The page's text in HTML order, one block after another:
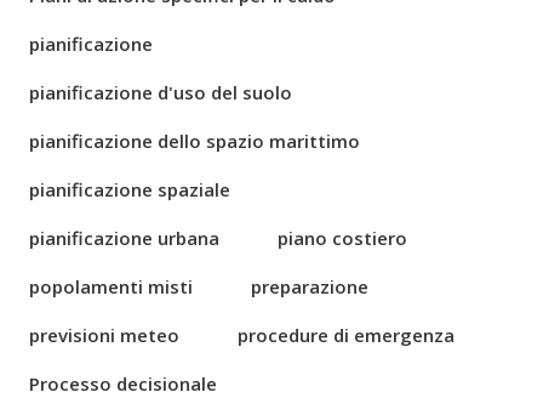
pianificazione
pianificazione d'uso del suolo
pianificazione dello spazio marittimo
pianificazione spaziale
pianificazione urbana
piano costiero
popolamenti misti
preparazione
previsioni meteo
procedure di emergenza
Processo decisionale